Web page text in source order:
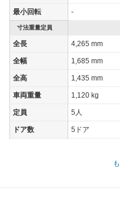
最小回転 -
寸法重量定員
全長 4,265 mm
全幅 1,685 mm
全高 1,435 mm
車両重量 1,120 kg
定員 5人
ドア数 5ドア